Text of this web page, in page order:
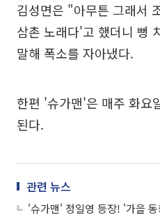
김성면은 "아무튼 그래서
삼촌 노래다'고 했더니 뻥
말해 폭소를 자아냈다.
한편 '슈가맨'은 매주 화요
된다.
관련 뉴스